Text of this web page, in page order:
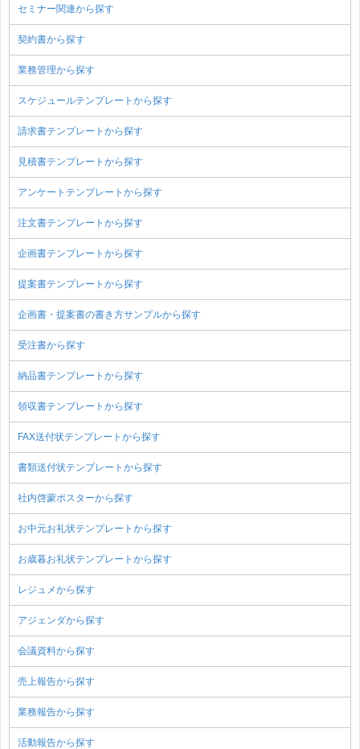
セミナー関連から探す
契約書から探す
業務管理から探す
スケジュールテンプレートから探す
請求書テンプレートから探す
見積書テンプレートから探す
アンケートテンプレートから探す
注文書テンプレートから探す
企画書テンプレートから探す
提案書テンプレートから探す
企画書・提案書の書き方サンプルから探す
受注書から探す
納品書テンプレートから探す
領収書テンプレートから探す
FAX送付状テンプレートから探す
書類送付状テンプレートから探す
社内啓蒙ポスターから探す
お中元お礼状テンプレートから探す
お歳暮お礼状テンプレートから探す
レジュメから探す
アジェンダから探す
会議資料から探す
売上報告から探す
業務報告から探す
活動報告から探す